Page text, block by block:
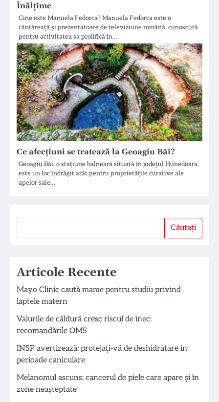
Înălțime
Cine este Manuela Fedorca? Manuela Fedorca este o
cântăreață și prezentatoare de televiziune română, cunoscută
pentru activitatea sa prolifică în…
Ce afecțiuni se tratează la Geoagiu Băi?
Geoagiu Băi, o stațiune balneară situată în județul Hunedoara,
este un loc îndrăgit atât pentru proprietățile curative ale
apelor sale…
Căutați
Articole Recente
Mayo Clinic caută mame pentru studiu privind
laptele matern
Valurile de căldură cresc riscul de înec:
recomandările OMS
INSP avertizează: protejați-vă de deshidratare în
perioade caniculare
Melanomul ascuns: cancerul de piele care apare și în
zone neașteptate